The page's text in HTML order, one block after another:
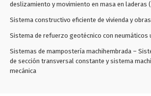
deslizamiento y movimiento en masa en laderas
Sistema constructivo eficiente de vivienda y
Sistema de refuerzo geotécnico con neumáticos
Sistemas de mampostería machihembrada –
de sección transversal constante y sistema
mecánica